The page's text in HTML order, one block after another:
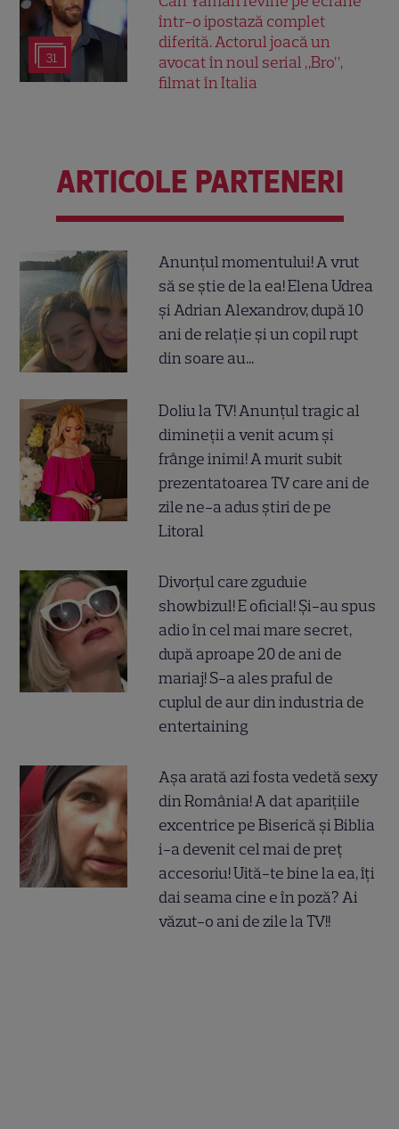
31
într-o ipostază complet
diferită. Actorul joacă un
avocat în noul serial „Bro”,
filmat în Italia
ARTICOLE PARTENERI
Anunțul momentului! A vrut
să se știe de la ea! Elena Udrea
și Adrian Alexandrov, după 10
ani de relație și un copil rupt
din soare au...
Doliu la TV! Anunțul tragic al
dimineții a venit acum și
frânge inimi! A murit subit
prezentatoarea TV care ani de
zile ne-a adus știri de pe
Litoral
Divorțul care zguduie
showbizul! E oficial! Și-au spus
adio în cel mai mare secret,
după aproape 20 de ani de
mariaj! S-a ales praful de
cuplul de aur din industria de
entertaining
Așa arată azi fosta vedetă sexy
din România! A dat aparițiile
excentrice pe Biserică și Biblia
i-a devenit cel mai de preț
accesoriu! Uită-te bine la ea, îți
dai seama cine e în poză? Ai
văzut-o ani de zile la TV!!